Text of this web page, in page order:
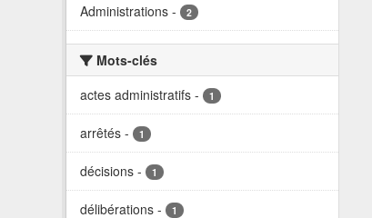
Administrations - 2
Mots-clés
actes administratifs - 1
arrêtés - 1
décisions - 1
délibérations - 1